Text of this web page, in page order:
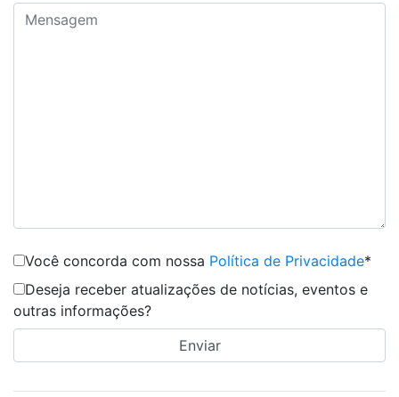
Você concorda com nossa Política de Privacidade*
Deseja receber atualizações de notícias, eventos e
outras informações?